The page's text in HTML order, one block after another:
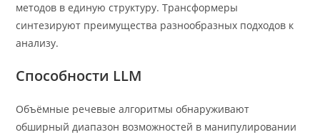
методов в единую структуру. Трансформеры
синтезируют преимущества разнообразных подходов к
анализу.
Способности LLM
Объёмные речевые алгоритмы обнаруживают
обширный диапазон возможностей в манипулировании